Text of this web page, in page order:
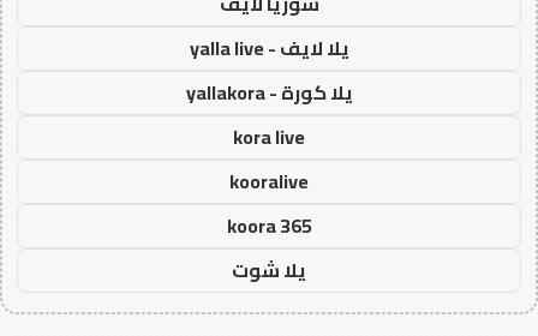
يلا لايف - yalla live
يلا كورة - yallakora
kora live
kooralive
koora 365
يلا شوت